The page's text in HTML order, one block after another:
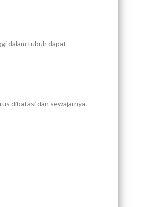
dalam tubuh dapat
dibatasi dan sewajarnya.